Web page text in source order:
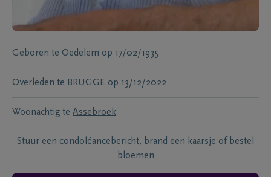
Geboren te Oedelem op 17/02/1935
Overleden te BRUGGE op 13/12/2022
Woonachtig te Assebroek
Stuur een condoléancebericht, brand een kaarsje of bestel
bloemen